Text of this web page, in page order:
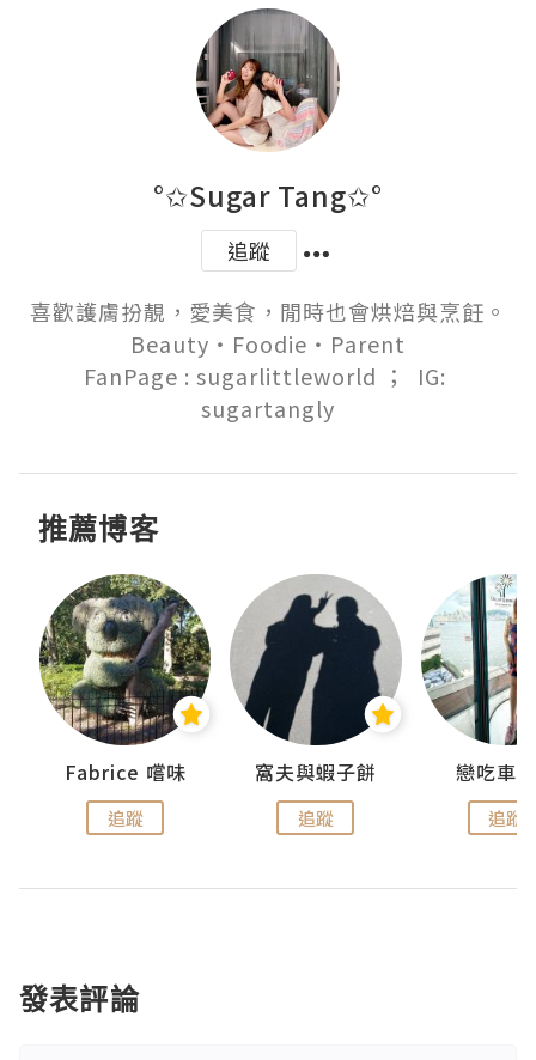
°✩Sugar Tang✩°
追蹤
喜歡護膚扮靚，愛美食，閒時也會烘焙與烹飪。
Beauty‧Foodie‧Parent
FanPage : sugarlittleworld ；  IG:
sugartangly
推薦博客
Fabrice 嚐味
追蹤
窩夫與蝦子餅
追蹤
戀吃車
追蹤
發表評論